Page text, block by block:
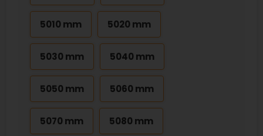
5010 mm 5020 mm
5030 mm 5040 mm
5050 mm 5060 mm
5070 mm 5080 mm